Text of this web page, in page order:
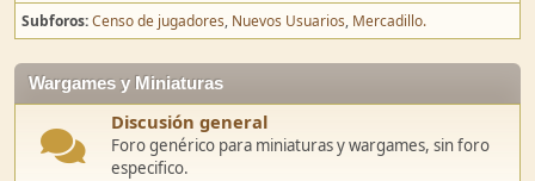
Subforos Censo de jugadores Nuevos Usuarios Mercadillo.
Wargames y Miniaturas
Discusión general
Foro genérico para miniaturas y wargames, sin foro
especifico.